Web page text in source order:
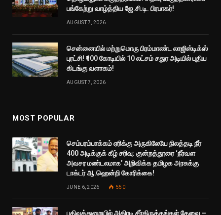
பங்கேற்று வாழ்த்திய ஜே.சி.டி. பிரபாகர்!
AUGUST 7, 2026
சென்னையில் மற்றுமொரு பிரம்மாண்ட லாஜிஸ்டிக்ஸ்
புரட்சி! ₹100 கோடியில் 10 லட்சம் சதுர அடியில் புதிய
கிடங்கு வளாகம்!
AUGUST 7, 2026
MOST POPULAR
செம்பரம்பாக்கம் ஏரிக்கு அருகிலேயே நிலத்தடி நீர்
400 அடிக்குக் கீழ் சரிவு: குன்றத்தூரை ‘நீர்வள
அவசர மண்டலமாக’ அறிவிக்க தமிழக அரசுக்கு
டாக்டர் ஆ.ஹென்றி கோரிக்கை!
JUNE 6, 2026 550
பதிவுத்துறையில் அதிரடி சீர்திருத்தங்கள் தேவை –